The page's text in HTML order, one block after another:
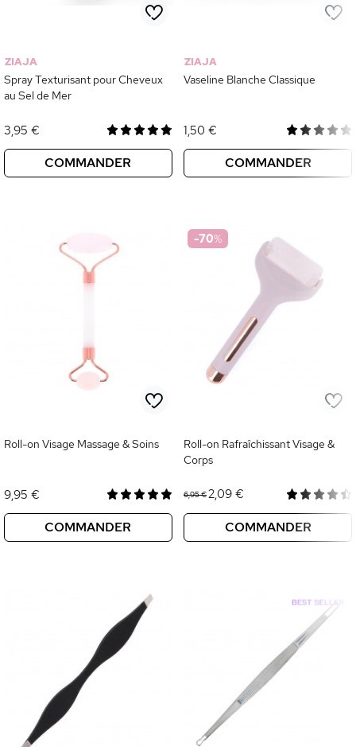
ZIAJA
Spray Texturisant pour Cheveux
au Sel de Mer
3,95 €
COMMANDER
ZIAJA
Vaseline Blanche Classique
1,50 €
COMMANDER
Roll-on Visage Massage & Soins
9,95 €
COMMANDER
-70%
Roll-on Rafraîchissant Visage &
Corps
6,95 €2,09 €
COMMANDER